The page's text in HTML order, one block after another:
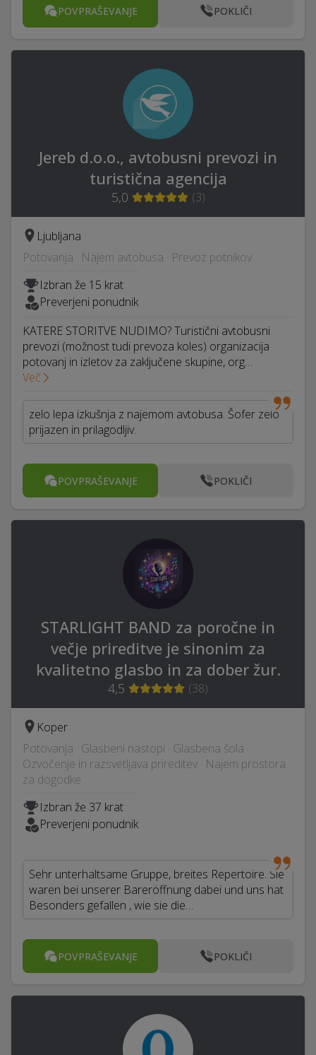
POVPRAŠEVANJE POKLIČI
Jereb d.o.o., avtobusni prevozi in
turistična agencija
5,0 (3)
Ljubljana
Potovanja · Najem avtobusa · Prevoz potnikov
Izbran že 15 krat
Preverjeni ponudnik
KATERE STORITVE NUDIMO? Turistični avtobusni
prevozi (možnost tudi prevoza koles) organizacija
potovanj in izletov za zaključene skupine, org…
Več
zelo lepa izkušnja z najemom avtobusa. Šofer zelo
prijazen in prilagodljiv.
POVPRAŠEVANJE POKLIČI
STARLIGHT BAND za poročne in
večje prireditve je sinonim za
kvalitetno glasbo in za dober žur.
4,5 (38)
Koper
Potovanja · Glasbeni nastopi · Glasbena šola ·
Ozvočenje in razsvetljava prireditev · Najem prostora
za dogodke
Izbran že 37 krat
Preverjeni ponudnik
Sehr unterhaltsame Gruppe, breites Repertoire. Sie
waren bei unserer Bareröffnung dabei und uns hat
Besonders gefallen , wie sie die…
POVPRAŠEVANJE POKLIČI